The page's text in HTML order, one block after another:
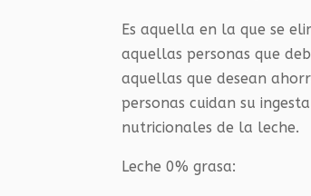
Es aquella en la que se
aquellas personas que
aquellas que desean
personas cuidan su
nutricionales de la leche.
Leche 0% grasa: